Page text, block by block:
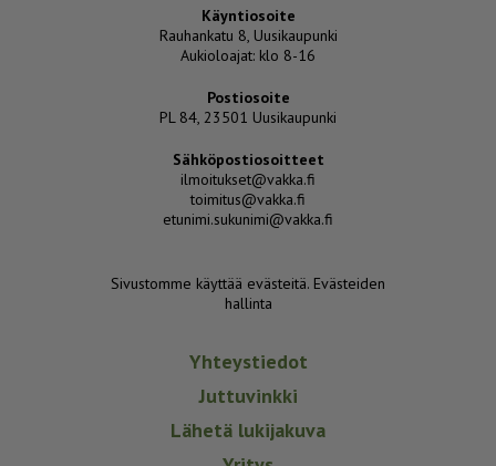
Käyntiosoite
Rauhankatu 8, Uusikaupunki
Aukioloajat: klo 8-16
Postiosoite
PL 84, 23501 Uusikaupunki
Sähköpostiosoitteet
ilmoitukset@vakka.fi
toimitus@vakka.fi
etunimi.sukunimi@vakka.fi
Sivustomme käyttää evästeitä. Evästeiden
hallinta
Yhteystiedot
Juttuvinkki
Lähetä lukijakuva